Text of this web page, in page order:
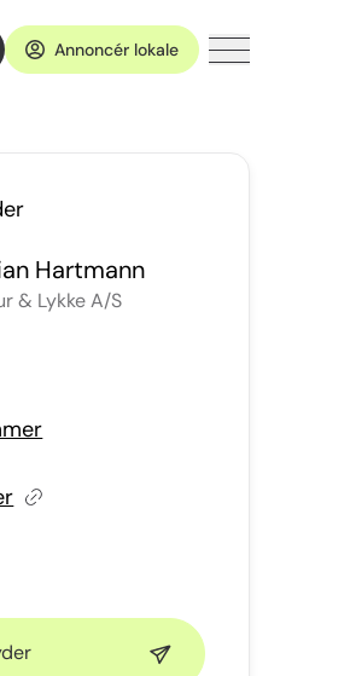
Annoncér lokale
Hartmann
& Lykke A/S